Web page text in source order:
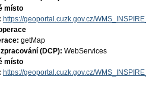
místo
https://geoportal.cuzk.gov.cz/
getMap
(DCP): WebServices
místo
https://geoportal.cuzk.gov.cz/